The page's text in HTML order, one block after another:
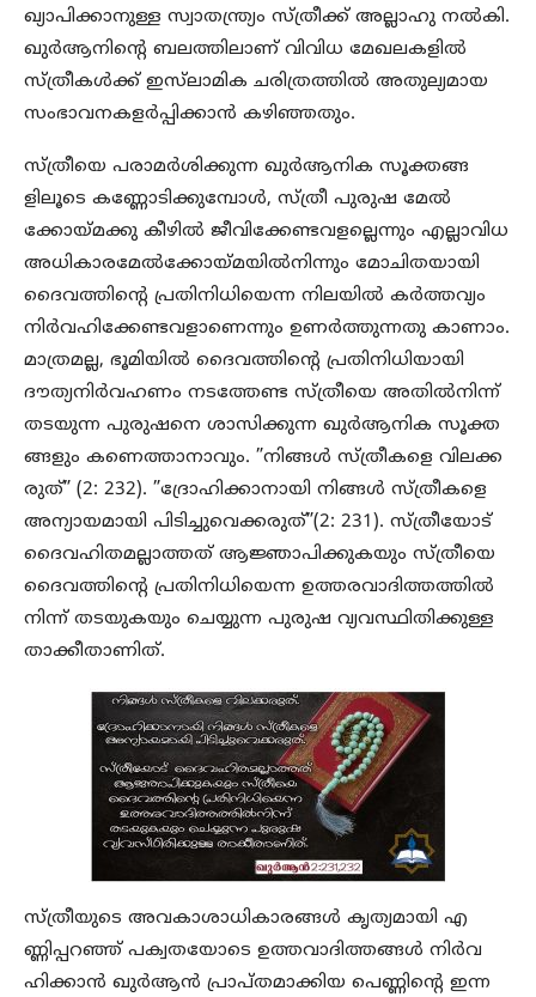
ഖ്യാപിക്കാനുള്ള സ്വാതന്ത്ര്യം സ്ത്രീക്ക് അല്ലാഹു നൽകി.
ഖുർആനിന്റെ ബലത്തിലാണ് വിവിധ മേഖലകളിൽ
സ്ത്രീകൾക്ക് ഇസ്‌ലാമിക ചരിത്രത്തിൽ അതുല്യമായ
സംഭാവനകളർപ്പിക്കാൻ കഴിഞ്ഞതും.
സ്ത്രീയെ പരാമർശിക്കുന്ന ഖുർആനിക സൂക്തങ്ങ
ളിലൂടെ കണ്ണോടിക്കുമ്പോൾ, സ്ത്രീ പുരുഷ മേൽ
ക്കോയ്മക്കു കീഴിൽ ജീവിക്കേണ്ടവളല്ലെന്നും എല്ലാവിധ
അധികാരമേൽക്കോയ്മയിൽനിന്നും മോചിതയായി
ദൈവത്തിന്റെ പ്രതിനിധിയെന്ന നിലയിൽ കർത്തവ്യം
നിർവഹിക്കേണ്ടവളാണെന്നും ഉണർത്തുന്നതു കാണാം.
മാത്രമല്ല, ഭൂമിയിൽ ദൈവത്തിന്റെ പ്രതിനിധിയായി
ദൗത്യനിർവഹണം നടത്തേണ്ട സ്ത്രീയെ അതിൽനിന്ന്
തടയുന്ന പുരുഷനെ ശാസിക്കുന്ന ഖുർആനിക സൂക്ത
ങ്ങളും കണെത്താനാവും. ”നിങ്ങൾ സ്ത്രീകളെ വിലക്ക
രുത്” (2: 232). ”ദ്രോഹിക്കാനായി നിങ്ങൾ സ്ത്രീകളെ
അന്യായമായി പിടിച്ചുവെക്കരുത്”(2: 231). സ്ത്രീയോട്
ദൈവഹിതമല്ലാത്തത് ആജ്ഞാപിക്കുകയും സ്ത്രീയെ
ദൈവത്തിന്റെ പ്രതിനിധിയെന്ന ഉത്തരവാദിത്തത്തിൽ
നിന്ന് തടയുകയും ചെയ്യുന്ന പുരുഷ വ്യവസ്ഥിതിക്കുള്ള
താക്കീതാണിത്.
സ്ത്രീയുടെ അവകാശാധികാരങ്ങൾ കൃത്യമായി എ
ണ്ണിപ്പറഞ്ഞ് പക്വതയോടെ ഉത്തവാദിത്തങ്ങൾ നിർവ
ഹിക്കാൻ ഖുർആൻ പ്രാപ്തമാക്കിയ പെണ്ണിന്റെ ഇന്ന